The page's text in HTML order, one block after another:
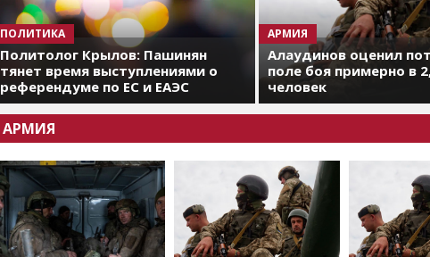
ПОЛИТИКА
Политолог Крылов: Пашинян
тянет время выступлениями о
референдуме по ЕС и ЕАЭС
АРМИЯ
Алаудинов оценил
поле боя примерно в
человек
АРМИЯ